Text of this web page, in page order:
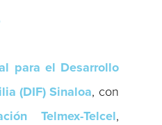
para el Desarrollo
(DIF) Sinaloa, con
Telmex-Telcel,